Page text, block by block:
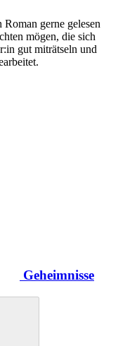
gerne gelesen
mögen, die sich
gut miträtseln und
Geheimnisse